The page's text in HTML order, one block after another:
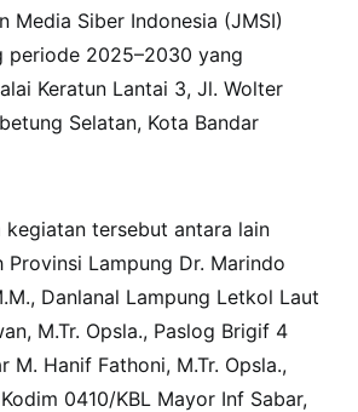
Media Siber Indonesia (JMSI)
periode 2025–2030 yang
Keratun Lantai 3, Jl. Wolter
Selatan, Kota Bandar
kegiatan tersebut antara lain
Provinsi Lampung Dr. Marindo
Danlanal Lampung Letkol Laut
M.Tr. Opsla., Paslog Brigif 4
M. Hanif Fathoni, M.Tr. Opsla.,
0410/KBL Mayor Inf Sabar,